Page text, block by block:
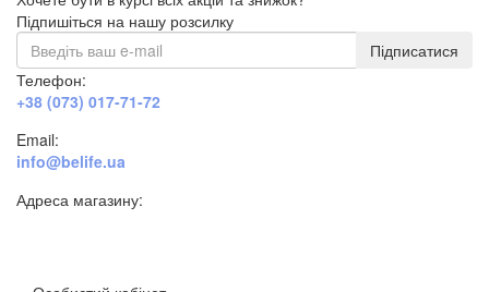
Підпишіться на нашу розсилку
Підписатися
Телефон:
+38 (073) 017-71-72
Email:
info@belife.ua
Адреса магазину: